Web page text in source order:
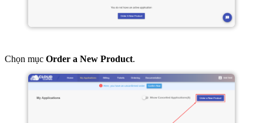
Chọn mục Order a New Product.